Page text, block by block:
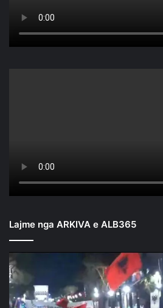
Lajme nga ARKIVA e ALB365
Mbyllen
fjalimet
para
Kryeministrisë/